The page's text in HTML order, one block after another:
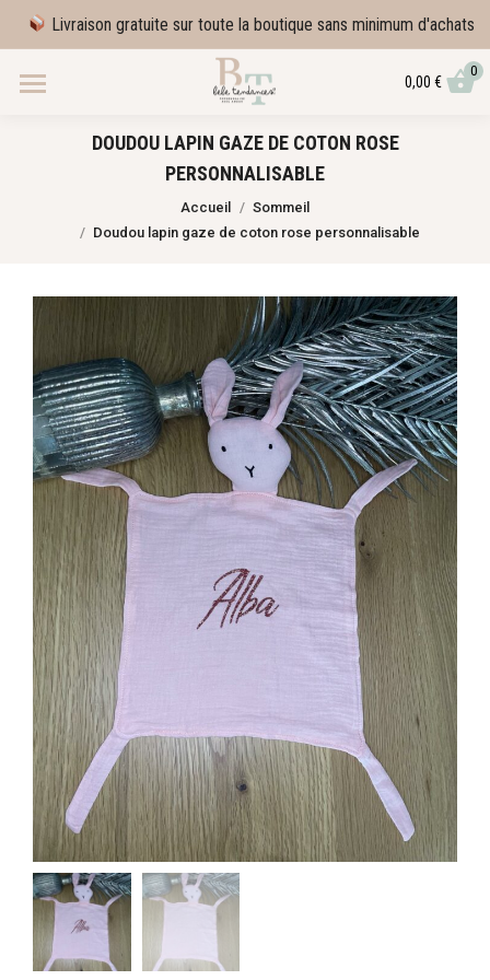
Livraison gratuite sur toute la boutique sans minimum d'achats
0,00 €
0
DOUDOU LAPIN GAZE DE COTON ROSE
PERSONNALISABLE
Accueil
Sommeil
Doudou lapin gaze de coton rose personnalisable